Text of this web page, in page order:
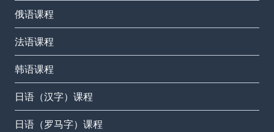
俄语课程
法语课程
韩语课程
日语（汉字）课程
日语（罗马字）课程